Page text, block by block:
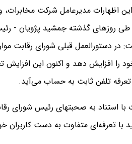
اظهارات مدیرعامل شرکت مخابرات،
طی روزهای گذشته جمشید پژویان -
در دستورالعمل قبلی شورای رقابت
را افزایش دهد و اکنون این افزایش
تلفن ثابت به حساب می‌آید.
با استناد به صحبتهای رئیس شورای
با تعرفه‌ای متفاوت به دست کاربران